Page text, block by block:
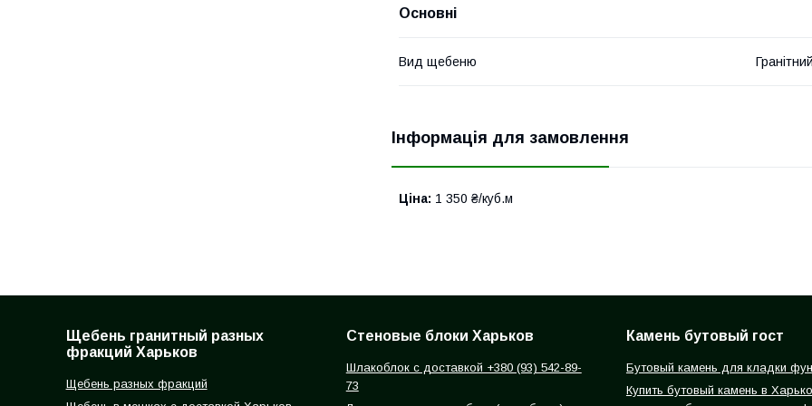
Основні
Вид щебеню Гранітний
Інформація для замовлення
Ціна: 1 350 ₴/куб.м
Щебень гранитный разных
фракций Харьков
Щебень разных фракций
Стеновые блоки Харьков
Шлакоблок с доставкой +380 (93) 542-89-
73
Камень бутовый гост
Бутовый камень для кладки
Купить бутовый камень в